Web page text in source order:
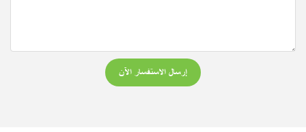
إرسال الاستفسار الآن